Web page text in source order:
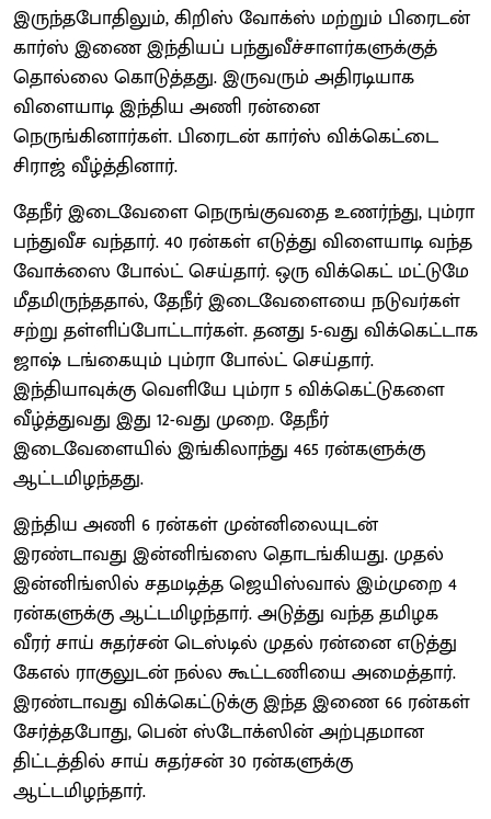
இருந்தபோதிலும், கிறிஸ் வோக்ஸ் மற்றும் பிரைடன்
கார்ஸ் இணை இந்தியப் பந்துவீச்சாளர்களுக்குத்
தொல்லை கொடுத்தது. இருவரும் அதிரடியாக
விளையாடி இந்திய அணி ரன்னை
நெருங்கினார்கள். பிரைடன் கார்ஸ் விக்கெட்டை
சிராஜ் வீழ்த்தினார்.
தேநீர் இடைவேளை நெருங்குவதை உணர்ந்து, பும்ரா
பந்துவீச வந்தார். 40 ரன்கள் எடுத்து விளையாடி வந்த
வோக்ஸை போல்ட் செய்தார். ஒரு விக்கெட் மட்டுமே
மீதமிருந்ததால், தேநீர் இடைவேளையை நடுவர்கள்
சற்று தள்ளிப்போட்டார்கள். தனது 5-வது விக்கெட்டாக
ஜாஷ் டங்கையும் பும்ரா போல்ட் செய்தார்.
இந்தியாவுக்கு வெளியே பும்ரா 5 விக்கெட்டுகளை
வீழ்த்துவது இது 12-வது முறை. தேநீர்
இடைவேளையில் இங்கிலாந்து 465 ரன்களுக்கு
ஆட்டமிழந்தது.
இந்திய அணி 6 ரன்கள் முன்னிலையுடன்
இரண்டாவது இன்னிங்ஸை தொடங்கியது. முதல்
இன்னிங்ஸில் சதமடித்த ஜெயிஸ்வால் இம்முறை 4
ரன்களுக்கு ஆட்டமிழந்தார். அடுத்து வந்த தமிழக
வீரர் சாய் சுதர்சன் டெஸ்டில் முதல் ரன்னை எடுத்து
கேஎல் ராகுலுடன் நல்ல கூட்டணியை அமைத்தார்.
இரண்டாவது விக்கெட்டுக்கு இந்த இணை 66 ரன்கள்
சேர்த்தபோது, பென் ஸ்டோக்ஸின் அற்புதமான
திட்டத்தில் சாய் சுதர்சன் 30 ரன்களுக்கு
ஆட்டமிழந்தார்.